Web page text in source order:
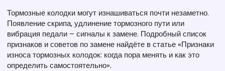
Тормозные колодки могут изнашиваться почти незаметно.
Появление скрипа, удлинение тормозного пути или
вибрация педали – сигналы к замене. Подробный список
признаков и советов по замене найдёте в статье «Признаки
износа тормозных колодок: когда пора менять и как это
определить самостоятельно».